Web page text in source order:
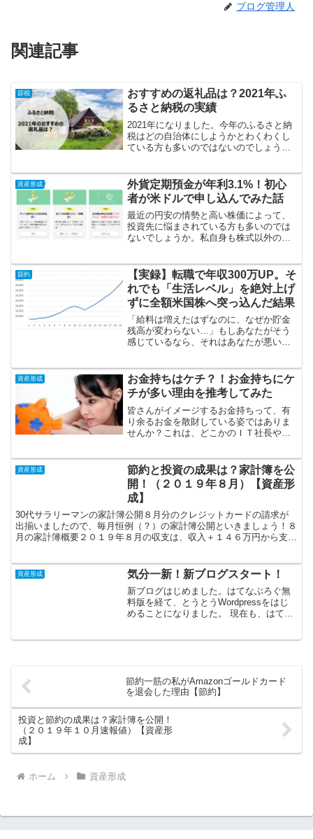
ブログ管理人
関連記事
節税
おすすめの返礼品は？2021年ふ
るさと納税の実績
2021年になりました。今年のふるさと納
税はどの自治体にしようかとわくわくし
ている方も多いのではないのでしょう
先を検討されている方は参考してみてく
ださい。１月：梨・...
資産形成
外貨定期預金が年利3.1%！初心
者が米ドルで申し込んでみた話
最近の円安の情勢と高い株価によって、
投資先に悩まされている方も多いのでは
ないでしょうか。私自身も株式以外の新
ル）で1か月もの年利3.1%という商品を
見つけたのです。...
節約
【実録】転職で年収300万UP。そ
れでも「生活レベル」を絶対上げ
ずに全額米国株へ突っ込んだ結果
「給料は増えたはずなのに、なぜか貯金
残高が変わらない…」もしあなたがそう
感じているなら、それはあなたが悪いわ
で膨張する」これは「パーキンソンの法
則」と呼ばれる有名な心理現...
資産形成
お金持ちはケチ？！お金持ちにケ
チが多い理由を推考してみた
皆さんがイメージするお金持ちって、有
り余るお金を散財している姿ではありま
せんか？これは、どこかのＩＴ社長やド
お金持ちは一般にはケチと言われる人が
多いのではないかと感じて...
資産形成
節約と投資の成果は？家計簿を公
開！（２０１９年８月）【資産形
成】
30代サラリーマンの家計簿公開８月分のクレジットカードの請求が
出揃いましたので、毎月恒例（？）の家計簿公開といきましょう！８
月の家計簿概要２０１９年８月の収支は、収入＋１４６万円から支出
資産形成 気分一新！新ブログスタート！
新ブログはじめました。はてなぶろぐ無
料版を経て、とうとうWordpressをはじ
めることになりました。 現在も、はてな
節約一筋の私がAmazonゴールドカード
を退会した理由【節約】
投資と節約の成果は？家計簿を公開！
（２０１９年１０月速報値）【資産形
成】
ホーム 資産形成